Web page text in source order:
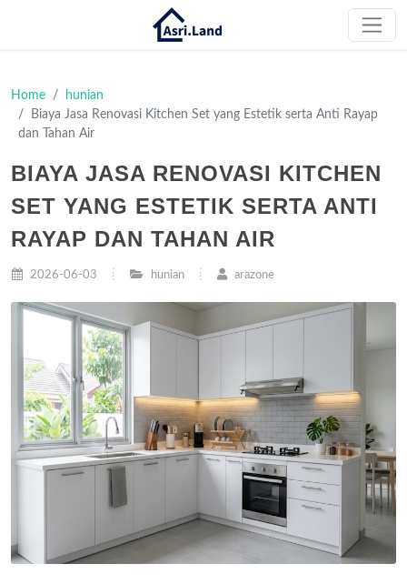
Home
hunian
Biaya Jasa Renovasi Kitchen Set yang Estetik serta Anti Rayap
dan Tahan Air
BIAYA JASA RENOVASI KITCHEN
SET YANG ESTETIK SERTA ANTI
RAYAP DAN TAHAN AIR
2026-06-03 hunian arazone